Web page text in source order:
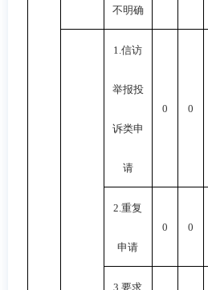
不明确
1.信访
举报投
诉类申
请
0 0
2.重复
申请
0 0
3.要求